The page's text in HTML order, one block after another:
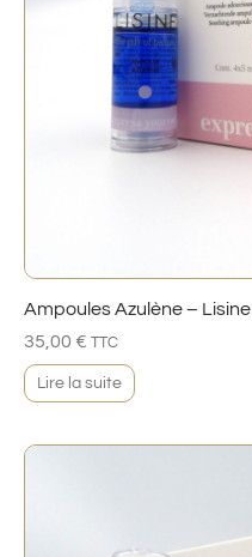
Ampoules Azulène – Lisine
35,00 € TTC
Lire la suite